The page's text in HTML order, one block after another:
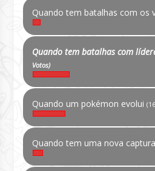
Quando tem batalhas com os
Quando tem batalhas com
Votos)
Quando um pokémon evolui
Quando tem uma nova captura